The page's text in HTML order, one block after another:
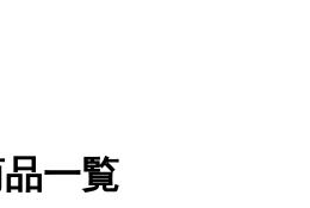
一覧